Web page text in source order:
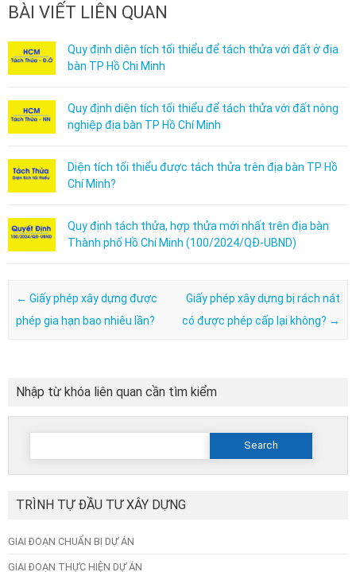
BÀI VIẾT LIÊN QUAN
Quy định diện tích tối thiểu để tách thửa với đất ở địa
bàn TP Hồ Chi Minh
Quy định diện tích tối thiểu để tách thửa với đất nông
nghiệp địa bàn TP Hồ Chí Minh
Diện tích tối thiểu được tách thửa trên địa bàn TP Hồ
Chí Minh?
Quy định tách thửa, hợp thửa mới nhất trên địa bàn
Thành phố Hồ Chí Minh (100/2024/QĐ-UBND)
Post navigation
← Giấy phép xây dựng được
phép gia hạn bao nhiêu lần?
Giấy phép xây dựng bị rách nát
có được phép cấp lại không? →
Nhập từ khóa liên quan cần tìm kiểm
Search
TRÌNH TỰ ĐẦU TƯ XÂY DỰNG
GIAI ĐOẠN CHUẨN BỊ DỰ ÁN
GIAI ĐOẠN THỰC HIỆN DỰ ÁN